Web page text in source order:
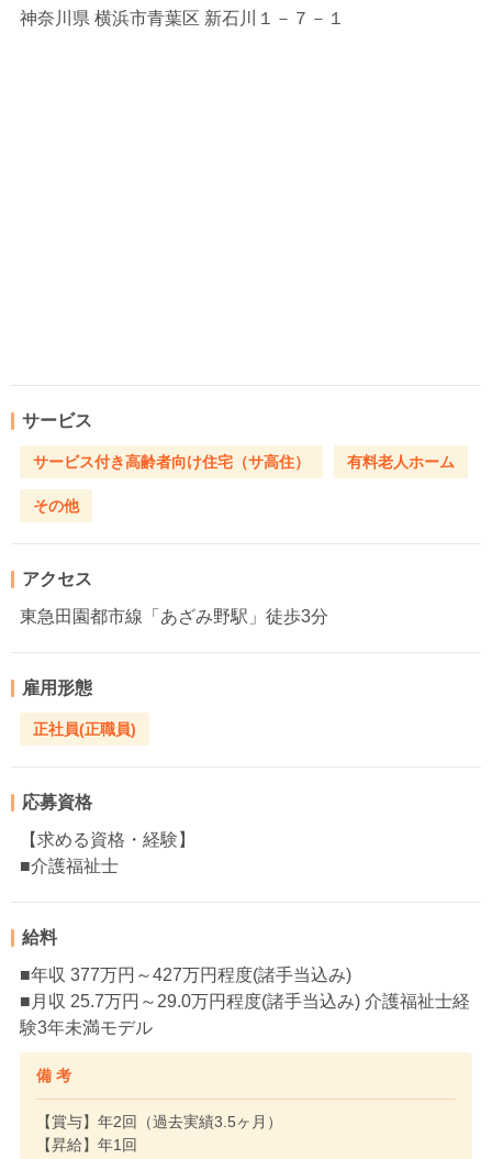
神奈川県 横浜市青葉区 新石川１－７－１
サービス
サービス付き高齢者向け住宅（サ高住） 有料老人ホーム
その他
アクセス
東急田園都市線「あざみ野駅」徒歩3分
雇用形態
正社員(正職員)
応募資格
【求める資格・経験】
■介護福祉士
給料
■年収 377万円～427万円程度(諸手当込み)
■月収 25.7万円～29.0万円程度(諸手当込み) 介護福祉士経
験3年未満モデル
備 考
【賞与】年2回（過去実績3.5ヶ月）
【昇給】年1回